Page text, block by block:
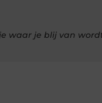
waar je blij van